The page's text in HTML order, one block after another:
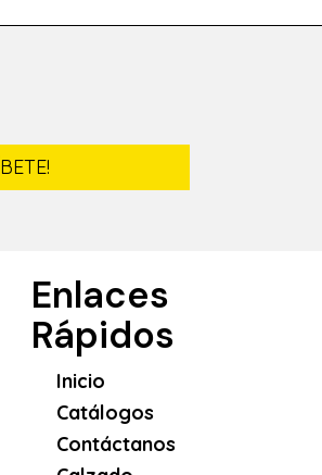
Enlaces
Rápidos
Inicio
Catálogos
Contáctanos